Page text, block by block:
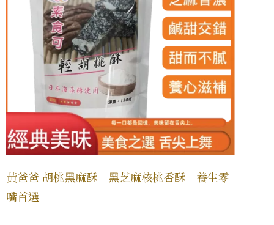
黃爸爸 胡桃黑麻酥｜黑芝麻核桃香酥｜養生零
嘴首選